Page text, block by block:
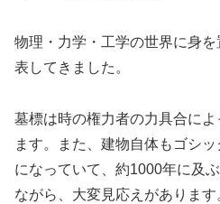
物理・力学・工学の世界に身
表してきました。
墓標は時の権力者の力具合に
ます。また、建物自体もゴシ
になっていて、約1000年に及
ながら、大変見応えがあります